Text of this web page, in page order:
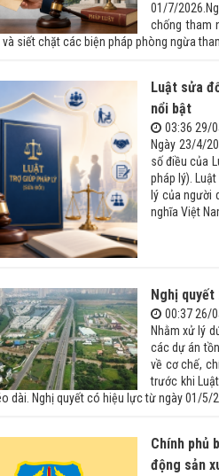
01/7/
chống tham
và siết chặt các biện pháp phòng ngừa
Luật sửa
nổi bật
03:36 29/
Ngày 23/4/
số điều của
pháp lý).
lý của người
nghĩa Việt
Nghị
00:37 26/
Nhằm xử lý
các dự án
về cơ chế,
trước khi
dài. Nghị quyết có hiệu lực từ ngày 01/5/
Chính phủ
động sản